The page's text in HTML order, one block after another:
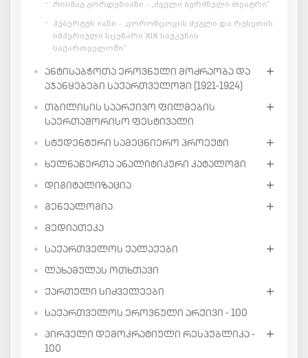
რისმაგ გორდეზიანი - „ძველი ბერძნული თეატრი“
ჰუბერტუს იანი - „ვორონცოვის ძეგლი და რუსეთის
იმპერიული სცენარი XIX საუკუნის
საქართველოში“
ᲐᲜᲢᲘᲡᲐᲑᲭᲝᲗᲐ ᲔᲠᲝᲕᲜᲣᲚᲘ ᲛᲝᲫᲠᲐᲝᲑᲐ ᲓᲐ
ᲐᲯᲐᲜᲧᲔᲑᲔᲑᲘ ᲡᲐᲥᲐᲠᲗᲕᲔᲚᲝᲨᲘ (1921-1924)
ᲗᲑᲘᲚᲘᲡᲘᲡ ᲡᲐᲐᲠᲥᲘᲕᲝ ᲤᲘᲚᲛᲔᲑᲘᲡ
ᲡᲐᲔᲠᲗᲐᲨᲝᲠᲘᲡᲝ ᲤᲔᲡᲢᲘᲕᲐᲚᲘ
ᲡᲢᲣᲓᲔᲜᲢᲣᲠᲘ ᲡᲐᲛᲔᲪᲜᲘᲔᲠᲝ ᲞᲠᲝᲔᲥᲢᲘ
ᲮᲔᲚᲜᲐᲬᲔᲠᲗᲐ ᲐᲜᲐᲚᲘᲢᲘᲙᲣᲠᲘ ᲙᲐᲢᲐᲚᲝᲒᲘ
ᲓᲘᲒᲘᲢᲐᲚᲘᲖᲐᲪᲘᲐ
ᲒᲔᲜᲔᲐᲚᲝᲒᲘᲐ
ᲛᲔᲓᲘᲐᲗᲔᲙᲐ
ᲡᲐᲥᲐᲠᲗᲕᲔᲚᲝᲡ ᲥᲐᲚᲐᲥᲔᲑᲘ
ᲚᲐᲮᲐᲛᲣᲚᲐᲡ ᲝᲗᲮᲗᲐᲕᲘ
ᲥᲐᲠᲗᲣᲚᲘ ᲡᲘᲫᲕᲔᲚᲔᲔᲑᲘ
ᲡᲐᲥᲐᲠᲗᲕᲔᲚᲝᲡ ᲔᲠᲝᲕᲜᲣᲚᲘ ᲐᲠᲥᲘᲕᲘ - 100
ᲞᲘᲠᲕᲔᲚᲘ ᲓᲔᲛᲝᲙᲠᲐᲢᲘᲣᲚᲘ ᲠᲔᲡᲞᲣᲑᲚᲘᲙᲐ -
100